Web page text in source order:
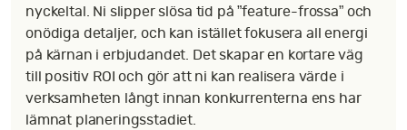
nyckeltal. Ni slipper slösa tid på ”feature-frossa” och
onödiga detaljer, och kan istället fokusera all energi
på kärnan i erbjudandet. Det skapar en kortare väg
till positiv ROI och gör att ni kan realisera värde i
verksamheten långt innan konkurrenterna ens har
lämnat planeringsstadiet.